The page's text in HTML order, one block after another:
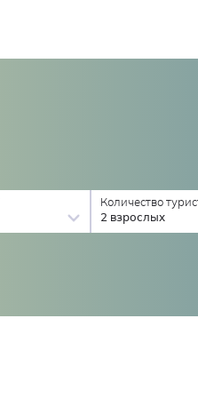
Количество
2 взрослых